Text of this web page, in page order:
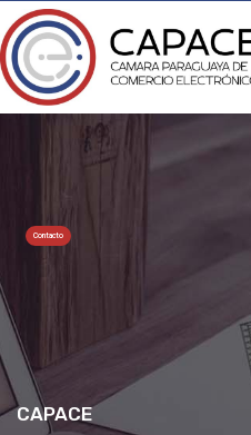
Contacto
CAPACE